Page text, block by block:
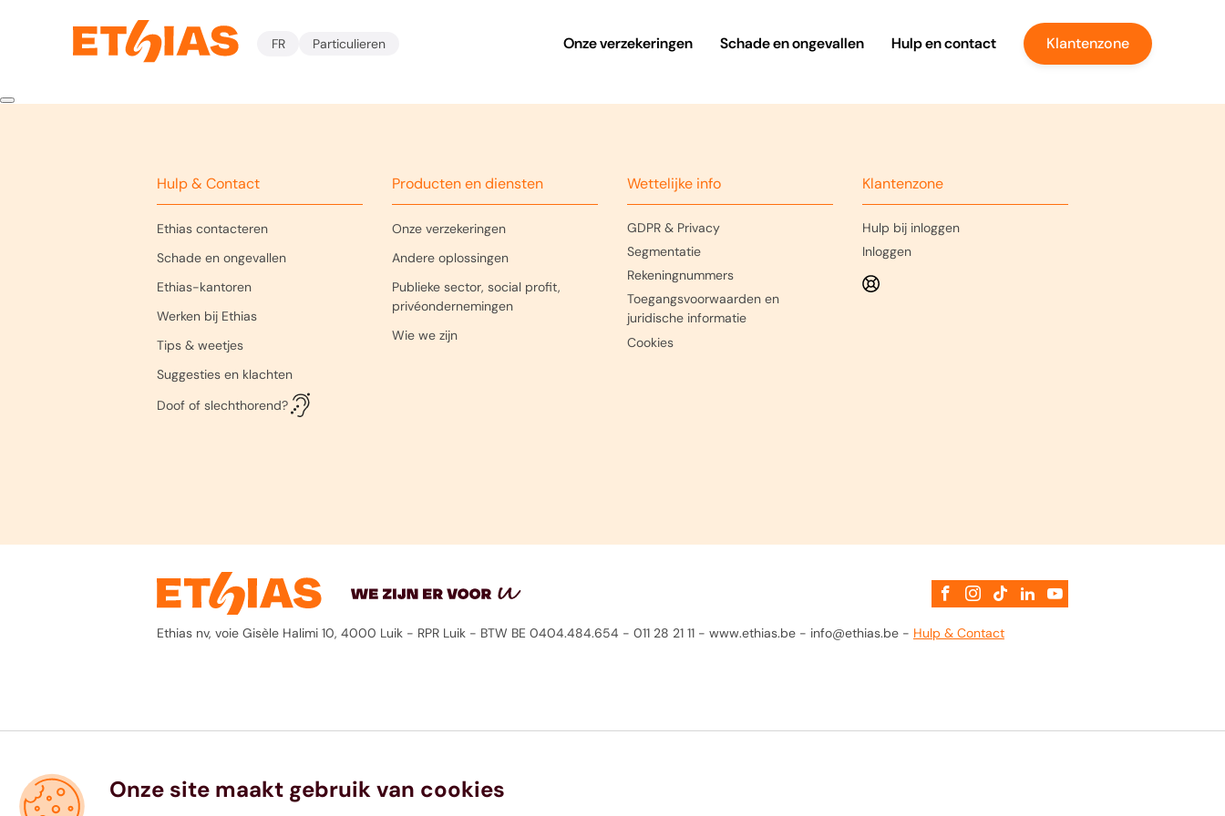
FR Particulieren Onze verzekeringen Schade en ongevallen Hulp en contact Klantenzone
Hulp & Contact
Ethias contacteren
Schade en ongevallen
Ethias-kantoren
Werken bij Ethias
Tips & weetjes
Suggesties en klachten
Doof of slechthorend?
Producten en diensten
Onze verzekeringen
Andere oplossingen
Publieke sector, social profit,
privéondernemingen
Wie we zijn
Wettelijke info
GDPR & Privacy
Segmentatie
Rekeningnummers
Toegangsvoorwaarden en
juridische informatie
Cookies
Klantenzone
Hulp bij inloggen
Inloggen
Ethias nv, voie Gisèle Halimi 10, 4000 Luik - RPR Luik - BTW BE 0404.484.654 - 011 28 21 11 - www.ethias.be - info@ethias.be - Hulp & Contact
Onze site maakt gebruik van cookies